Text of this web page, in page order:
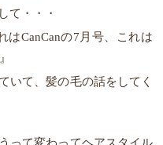
て・・・
はCanCanの7月号、これは
いて、髪の毛の話をしてく